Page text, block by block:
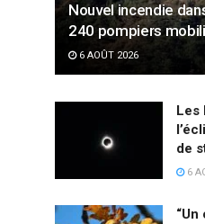
Nouvel incendie
240 pompiers
6 AOÛT 2026
Les
de
6
“Un